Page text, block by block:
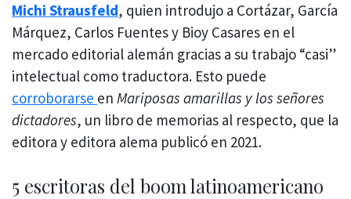
Michi Strausfeld, quien introdujo a Cortázar, García
Márquez, Carlos Fuentes y Bioy Casares en el
mercado editorial alemán gracias a su trabajo “casi”
intelectual como traductora. Esto puede
corroborarse en Mariposas amarillas y los señores
dictadores, un libro de memorias al respecto, que la
editora y editora alema publicó en 2021.
5 escritoras del boom latinoamericano